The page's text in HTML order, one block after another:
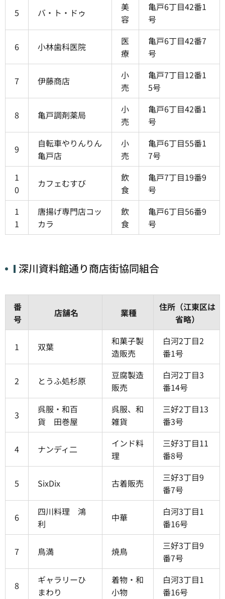
5 バ・ト・ドゥ
美
容
亀戸6丁目42番1
号
6 小林歯科医院
医
療
亀戸6丁目42番7
号
7 伊藤商店
小
売
亀戸7丁目12番1
5号
8 亀戸調剤薬局
小
売
亀戸6丁目42番1
号
9
自転車やりんりん
亀戸店
小
売
亀戸6丁目55番1
7号
1
0
カフェむすび
飲
食
亀戸7丁目19番9
号
1
1
唐揚げ専門店コッ
カラ
飲
食
亀戸6丁目56番9
号
深川資料館通り商店街協同組合
番
号
店舗名 業種
住所（江東区は
省略）
1 双葉
和菓子製
造販売
白河2丁目2
番1号
2 とうふ処杉原
豆腐製造
販売
白河2丁目3
番14号
3
呉服・和百
貨 田巻屋
呉服、和
雑貨
三好2丁目13
番3号
4 ナンディ二
インド料
理
三好3丁目11
番8号
5 SixDix 古着販売
三好3丁目9
番7号
6
四川料理 鴻
利
中華
白河3丁目1
番16号
7 鳥満 焼鳥
三好3丁目9
番7号
8
ギャラリーひ
まわり
着物・和
小物
白河3丁目1
番16号